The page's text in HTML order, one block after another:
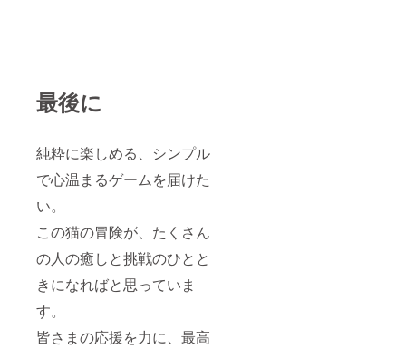
最後に
純粋に楽しめる、シンプル
で心温まるゲームを届けた
い。
この猫の冒険が、たくさん
の人の癒しと挑戦のひとと
きになればと思っていま
す。
皆さまの応援を力に、最高